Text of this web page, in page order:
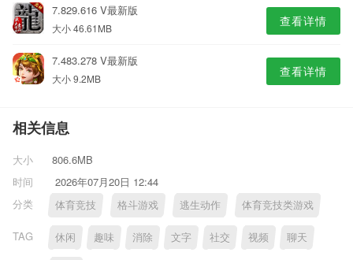
7.829.616 V最新版
大小 46.61MB 查看详情
7.483.278 V最新版
大小 9.2MB 查看详情
相关信息
大小
806.6MB
时间
2026年07月20日 12:44
分类
体育竞技 格斗游戏 逃生动作 体育竞技类游戏
TAG 休闲 趣味 消除 文字 社交 视频 聊天